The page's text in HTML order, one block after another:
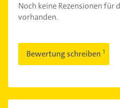
Noch keine Rezensionen für
vorhanden.
Bewertung schreiben